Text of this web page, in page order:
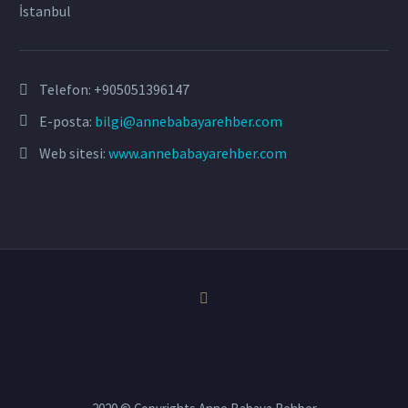
İstanbul
Telefon: +905051396147
E-posta: bilgi@annebabayarehber.com
Web sitesi: www.annebabayarehber.com